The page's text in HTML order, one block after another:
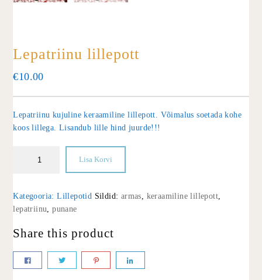
Lepatriinu lillepott
€10.00
Lepatriinu kujuline keraamiline lillepott. Võimalus soetada kohe
koos lillega. Lisandub lille hind juurde!!!
Lisa Korvi
Kategooria:Lillepotid Sildid: armas keraamiline lillepott
lepatriinu ,punane
Share this product